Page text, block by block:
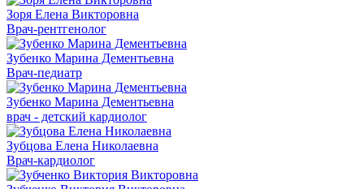
Зоря Елена Викторовна
Врач-рентгенолог
Зубенко Марина Дементьевна
Врач-педиатр
Зубенко Марина Дементьевна
врач - детский кардиолог
Зубцова Елена Николаевна
Врач-кардиолог